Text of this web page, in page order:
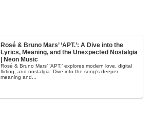
Rosé & Bruno Mars’ ‘APT.’: A Dive into the
Lyrics, Meaning, and the Unexpected Nostalgia
| Neon Music
Rosé & Bruno Mars’ ‘APT.’ explores modern love, digital
flirting, and nostalgia. Dive into the song’s deeper
meaning and...